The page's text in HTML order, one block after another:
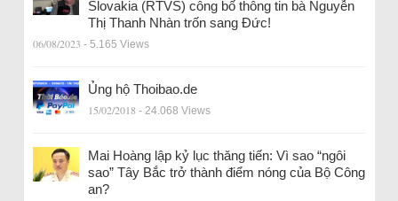
Slovakia (RTVS) công bố thông tin bà Nguyễn
Thị Thanh Nhàn trốn sang Đức!
06/08/2023 - 5.165 Views
Ủng hộ Thoibao.de
15/02/2018 - 24.068 Views
Mai Hoàng lập kỷ lục thăng tiến: Vì sao “ngôi
sao” Tây Bắc trở thành điểm nóng của Bộ Công
an?